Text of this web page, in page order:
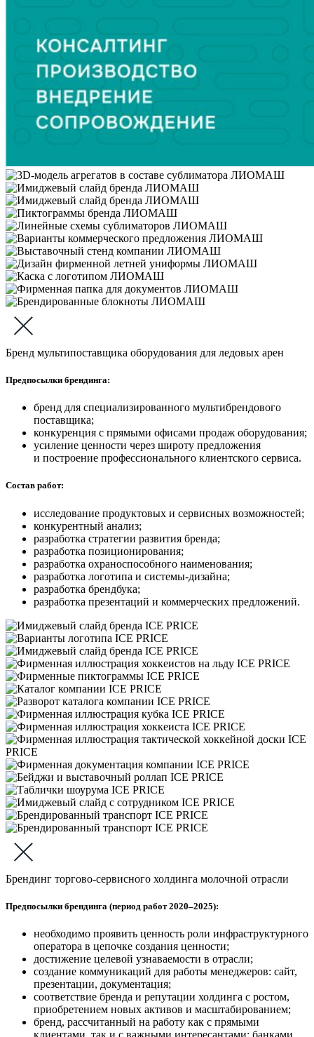
Бренд мультипоставщика оборудования для ледовых арен
Предпосылки брендинга:
бренд для специализированного мультибрендового
поставщика;
конкуренция с прямыми офисами продаж оборудования;
усиление ценности через широту предложения
и построение профессионального клиентского сервиса.
Состав работ:
исследование продуктовых и сервисных возможностей;
конкурентный анализ;
разработка стратегии развития бренда;
разработка позиционирования;
разработка охраноспособного наименования;
разработка логотипа и системы-дизайна;
разработка брендбука;
разработка презентаций и коммерческих предложений.
Брендинг торгово-сервисного холдинга молочной отрасли
Предпосылки брендинга (период работ 2020–2025):
необходимо проявить ценность роли инфраструктурного
оператора в цепочке создания ценности;
достижение целевой узнаваемости в отрасли;
создание коммуникаций для работы менеджеров: сайт,
презентации, документация;
соответствие бренда и репутации холдинга с ростом,
приобретением новых активов и масштабированием;
бренд, рассчитанный на работу как с прямыми
клиентами, так и с важными интересантами: банками,